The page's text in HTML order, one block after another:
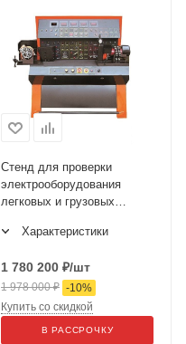
Стенд для проверки
электрооборудования
легковых и грузовых
BANCOPROVA D TRUCK
Характеристики
1 780 200 ₽/шт
1 978 000₽ -10%
Купить со скидкой
В РАССРОЧКУ